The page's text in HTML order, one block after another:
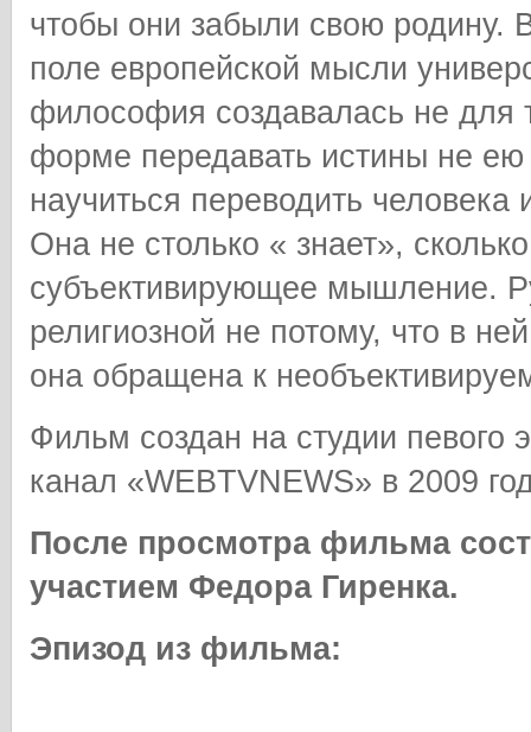
чтобы они забыли свою родину.
поле европейской мысли
философия создавалась не для
форме передавать истины не
научиться переводить человека
Она не столько « знает»,
субъективирующее мышление.
религиозной не потому, что в
она обращена к
Фильм создан на студии певого
канал «WEBTVNEWS» в 2009
После просмотра фильма
участием Федора Гиренка.
Эпизод из фильма: